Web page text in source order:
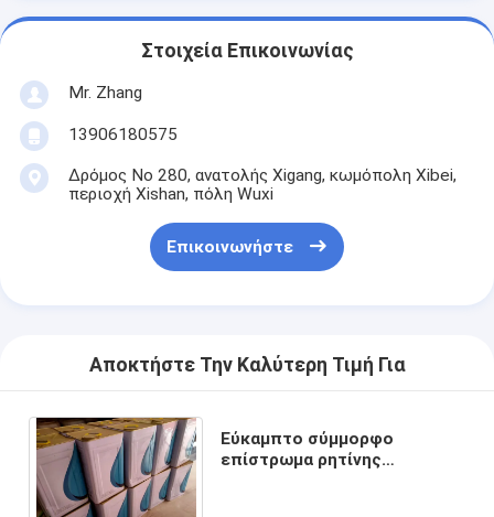
Στοιχεία Επικοινωνίας
Mr. Zhang
13906180575
Δρόμος Νο 280, ανατολής Xigang, κωμόπολη Xibei,
περιοχή Xishan, πόλη Wuxi
Επικοινωνήστε
Αποκτήστε Την Καλύτερη Τιμή Για
Εύκαμπτο σύμμορφο
επίστρωμα ρητίνης